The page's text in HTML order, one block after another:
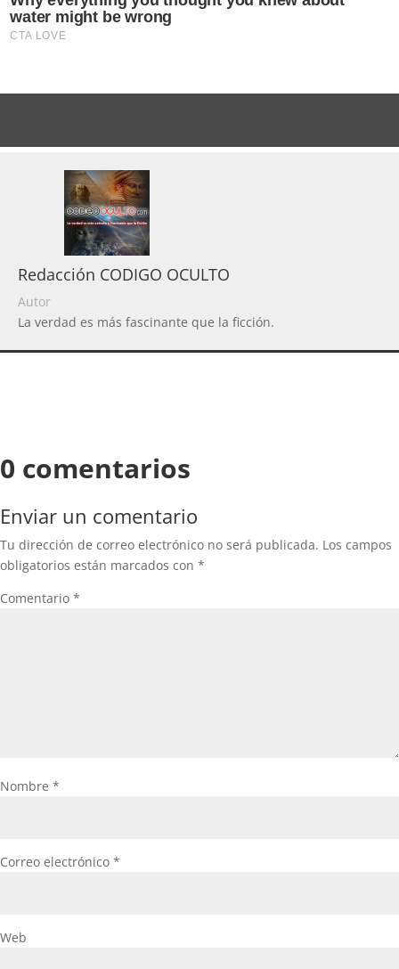
Redacción CODIGO OCULTO
Autor
La verdad es más fascinante que la ficción.
0 comentarios
Enviar un comentario
Tu dirección de correo electrónico no será publicada. Los campos
obligatorios están marcados con *
Comentario *
Nombre *
Correo electrónico *
Web